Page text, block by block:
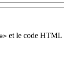
et le code HTML